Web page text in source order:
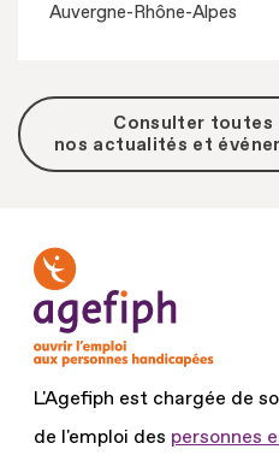
Auvergne-Rhône-Alpes
Consulter toutes
nos actualités et
L'Agefiph est chargée de
de l'emploi des personnes